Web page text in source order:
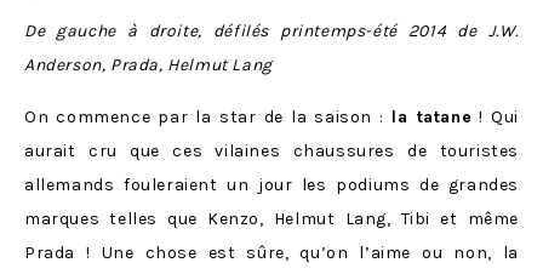
De gauche à droite, défilés printemps-été 2014 de J.W.
Anderson, Prada, Helmut Lang
On commence par la star de la saison : la tatane ! Qui
aurait cru que ces vilaines chaussures de touristes
allemands fouleraient un jour les podiums de grandes
marques telles que Kenzo, Helmut Lang, Tibi et même
Prada ! Une chose est sûre, qu’on l’aime ou non, la